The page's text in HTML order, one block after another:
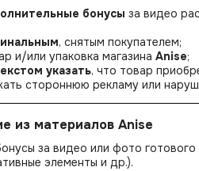
бонусы за видео
, снятым покупателем;
и/или упаковка магазина Anise;
указать, что товар
стороннюю рекламу или
из материалов Anise
за видео или фото готового
элементы и др.).